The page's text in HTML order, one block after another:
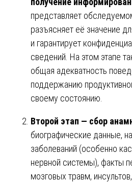
представляет
разъясняет её значение
и гарантирует
сведений. На этом этапе
общая адекватность
поддержанию
своему состоянию.
Второй этап — сбор
биографические данные,
заболеваний (особенно
нервной системы), факты
мозговых травм,